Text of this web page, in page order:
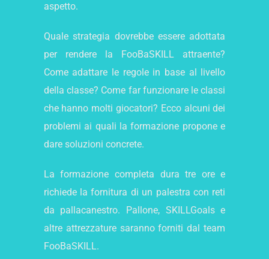
aspetto.
Quale strategia dovrebbe essere adottata
per rendere la FooBaSKILL attraente?
Come adattare le regole in base al livello
della classe? Come far funzionare le classi
che hanno molti giocatori? Ecco alcuni dei
problemi ai quali la formazione propone e
dare soluzioni concrete.
La formazione completa dura tre ore e
richiede la fornitura di un palestra con reti
da pallacanestro. Pallone, SKILLGoals e
altre attrezzature saranno forniti dal team
FooBaSKILL.